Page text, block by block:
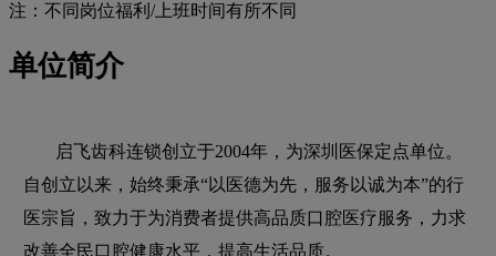
注：不同岗位福利/上班时间有所不同
单位简介
启飞齿科连锁创立于2004年，为深圳医保定点单位。
自创立以来，始终秉承“以医德为先，服务以诚为本”的行
医宗旨，致力于为消费者提供高品质口腔医疗服务，力求
改善全民口腔健康水平，提高生活品质。